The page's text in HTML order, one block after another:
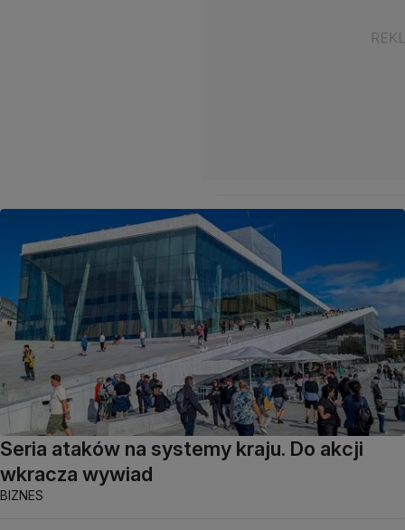
Seria ataków na systemy kraju. Do akcji
wkracza wywiad
BIZNES